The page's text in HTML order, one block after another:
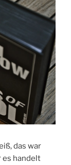
das war
es handelt